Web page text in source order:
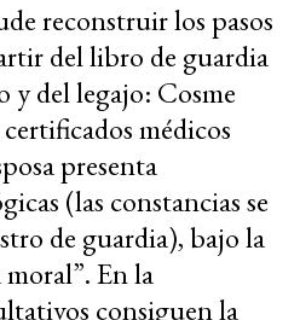
reconstruir los pasos
del libro de guardia
y del legajo: Cosme
médicos
presenta
(las constancias se
de guardia), bajo la
En la
consiguen la